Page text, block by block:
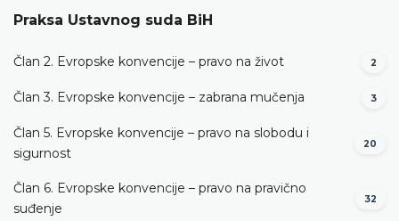
Praksa Ustavnog suda BiH
Član 2. Evropske konvencije – pravo na život 2
Član 3. Evropske konvencije – zabrana mučenja 3
Član 5. Evropske konvencije – pravo na slobodu i
sigurnost
20
Član 6. Evropske konvencije – pravo na pravično
suđenje
32